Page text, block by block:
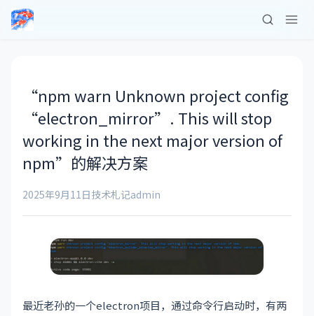
“npm warn Unknown project config
“electron_mirror”. This will stop
working in the next major version of
npm”的解决方案
2025年9月11日技术札记admin
最近老孙的一个electron项目，通过命令行启动时，有两